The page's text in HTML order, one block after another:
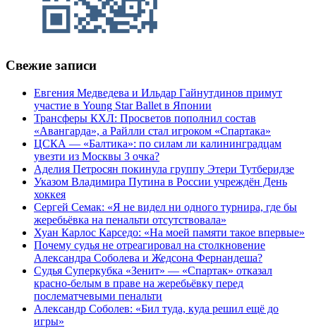
Свежие записи
Евгения Медведева и Ильдар Гайнутдинов примут
участие в Young Star Ballet в Японии
Трансферы КХЛ: Просветов пополнил состав
«Авангарда», а Райлли стал игроком «Спартака»
ЦСКА — «Балтика»: по силам ли калининградцам
увезти из Москвы 3 очка?
Аделия Петросян покинула группу Этери Тутберидзе
Указом Владимира Путина в России учреждён День
хоккея
Сергей Семак: «Я не видел ни одного турнира, где бы
жеребьёвка на пенальти отсутствовала»
Хуан Карлос Карседо: «На моей памяти такое впервые»
Почему судья не отреагировал на столкновение
Александра Соболева и Жедсона Фернандеша?
Судья Суперкубка «Зенит» — «Спартак» отказал
красно-белым в праве на жеребьёвку перед
послематчевыми пенальти
Александр Соболев: «Бил туда, куда решил ещё до
игры»